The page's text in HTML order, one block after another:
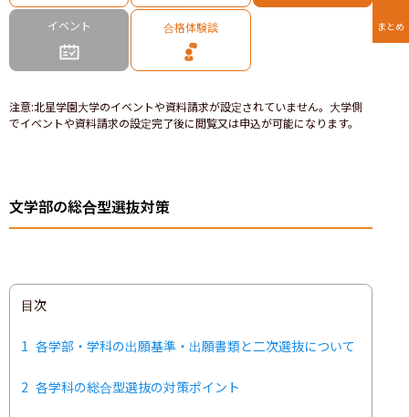
イベント 合格体験談
注意:北星学園大学のイベントや資料請求が設定されていません。大学側
でイベントや資料請求の設定完了後に閲覧又は申込が可能になります。
文学部の総合型選抜対策
目次
1 各学部・学科の出願基準・出願書類と二次選抜について
2 各学科の総合型選抜の対策ポイント
まとめ